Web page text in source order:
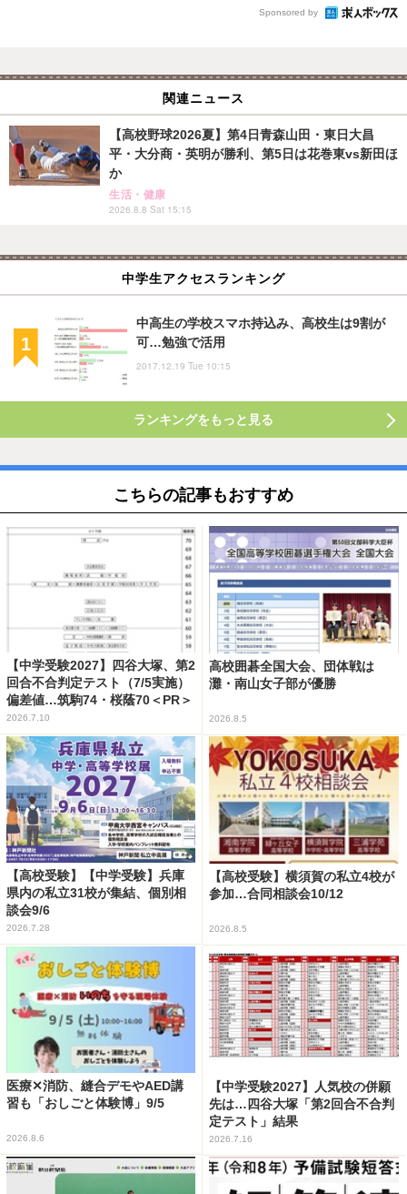
Sponsored by
関連ニュース
【高校野球2026夏】第4日青森山田・東日大昌
平・大分商・英明が勝利、第5日は花巻東vs新田ほ
か
生活・健康
2026.8.8 Sat 15:15
中学生アクセスランキング
中高生の学校スマホ持込み、高校生は9割が
可…勉強で活用
2017.12.19 Tue 10:15
ランキングをもっと見る
こちらの記事もおすすめ
【中学受験2027】四谷大塚、第2
回合不合判定テスト（7/5実施）
偏差値…筑駒74・桜蔭70＜PR＞
2026.7.10
高校囲碁全国大会、団体戦は
灘・南山女子部が優勝
2026.8.5
【高校受験】【中学受験】兵庫
県内の私立31校が集結、個別相
談会9/6
2026.7.28
【高校受験】横須賀の私立4校が
参加…合同相談会10/12
2026.8.5
医療✕消防、縫合デモやAED講
習も「おしごと体験博」9/5
2026.8.6
【中学受験2027】人気校の併願
先は…四谷大塚「第2回合不合判
定テスト」結果
2026.7.16